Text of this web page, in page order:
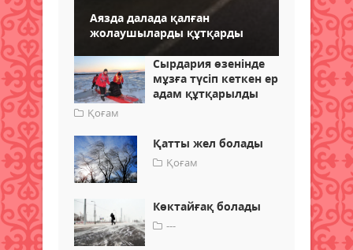
Аязда далада қалған
жолаушыларды құтқарды
Сырдария өзенінде
мұзға түсіп кеткен ер
адам құтқарылды
Қоғам
Қатты жел болады
Қоғам
Көктайғақ болады
---